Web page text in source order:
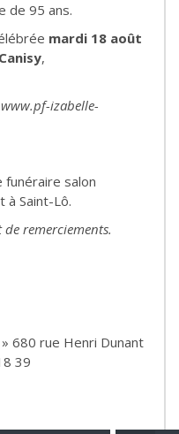
de 95 ans.
mardi 18 août
Canisy,
izabelle-
funéraire salon
à Saint-Lô.
remerciements.
680 rue Henri Dunant
39